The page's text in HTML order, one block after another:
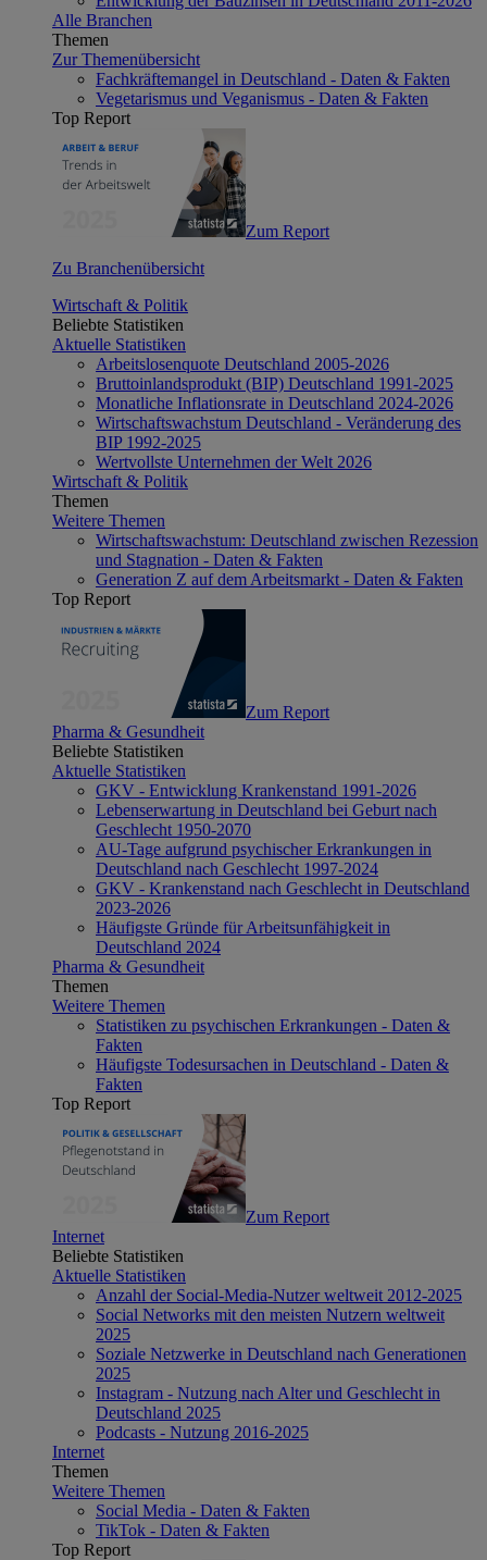
Alle Branchen
Themen
Zur Themenübersicht
Fachkräftemangel in Deutschland - Daten & Fakten
Vegetarismus und Veganismus - Daten & Fakten
Top Report
Zum Report
Zu Branchenübersicht
Wirtschaft & Politik
Beliebte Statistiken
Aktuelle Statistiken
Arbeitslosenquote Deutschland 2005-2026
Bruttoinlandsprodukt (BIP) Deutschland 1991-2025
Monatliche Inflationsrate in Deutschland 2024-2026
Wirtschaftswachstum Deutschland - Veränderung des
BIP 1992-2025
Wertvollste Unternehmen der Welt 2026
Wirtschaft & Politik
Themen
Weitere Themen
Wirtschaftswachstum: Deutschland zwischen Rezession
und Stagnation - Daten & Fakten
Generation Z auf dem Arbeitsmarkt - Daten & Fakten
Top Report
Zum Report
Pharma & Gesundheit
Beliebte Statistiken
Aktuelle Statistiken
GKV - Entwicklung Krankenstand 1991-2026
Lebenserwartung in Deutschland bei Geburt nach
Geschlecht 1950-2070
AU-Tage aufgrund psychischer Erkrankungen in
Deutschland nach Geschlecht 1997-2024
GKV - Krankenstand nach Geschlecht in Deutschland
2023-2026
Häufigste Gründe für Arbeitsunfähigkeit in
Deutschland 2024
Pharma & Gesundheit
Themen
Weitere Themen
Statistiken zu psychischen Erkrankungen - Daten &
Fakten
Häufigste Todesursachen in Deutschland - Daten &
Fakten
Top Report
Zum Report
Internet
Beliebte Statistiken
Aktuelle Statistiken
Anzahl der Social-Media-Nutzer weltweit 2012-2025
Social Networks mit den meisten Nutzern weltweit
2025
Soziale Netzwerke in Deutschland nach Generationen
2025
Instagram - Nutzung nach Alter und Geschlecht in
Deutschland 2025
Podcasts - Nutzung 2016-2025
Internet
Themen
Weitere Themen
Social Media - Daten & Fakten
TikTok - Daten & Fakten
Top Report